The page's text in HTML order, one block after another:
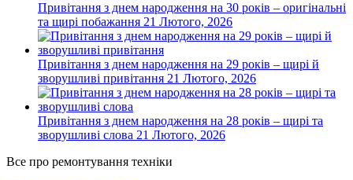
Привітання з днем народження на 30 років – оригінальні
та щирі побажання 21 Лютого, 2026
Привітання з днем народження на 29 років – щирі й
зворушливі привітання 21 Лютого, 2026
Привітання з днем народження на 28 років – щирі та
зворушливі слова 21 Лютого, 2026
Все про ремонтування техніки